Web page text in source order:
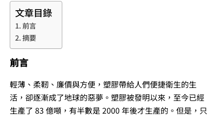
文章目錄
前言
摘要
前言
輕薄、柔靭、廉價與方便，塑膠帶給人們便捷衛生的生
活，卻逐漸成了地球的惡夢。塑膠被發明以來，至今已經
生產了 83 億噸，有半數是 2000 年後才生產的。但是，只